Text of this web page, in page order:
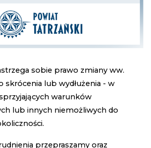
sobie prawo zmiany ww.
skrócenia lub wydłużenia - w
warunków
lub innych niemożliwych do
przepraszamy oraz